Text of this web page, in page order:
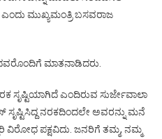
ಮುಖ್ಯಮಂತ್ರಿ ಬಸವರಾಜ
ಮಾತನಾಡಿದರು.
ಸೃಷ್ಟಿಯಾಗಿದೆ ಎಂದಿರುವ ಸುರ್ಜೇವಾಲಾ
ಸೃಷ್ಟಿಸಿದ್ದ ನರಕದಿಂದಲೇ ಅವರನ್ನು ಮನೆ
ವಿರೋಧ ಪಕ್ಷವಿದು. ಜನರಿಗೆ ತಮ್ಮ, ನಮ್ಮ